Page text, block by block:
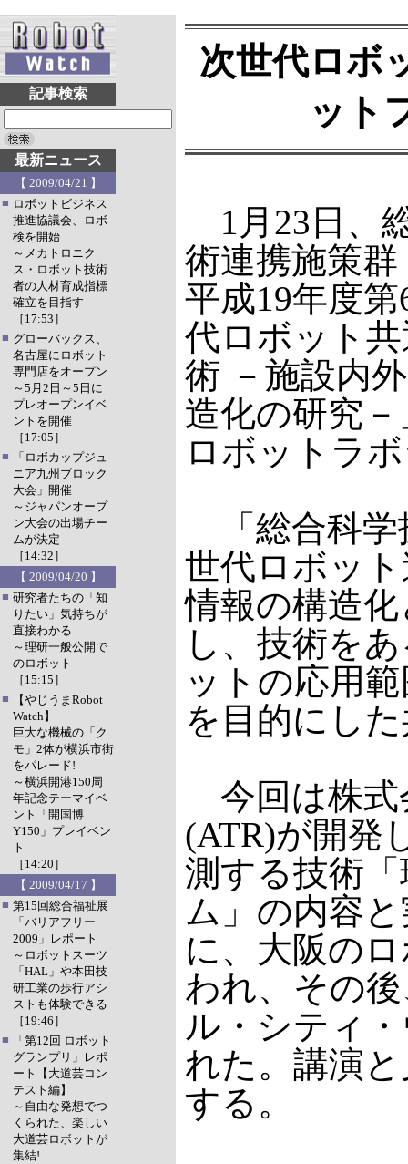
記事検索
最新ニュース
【 2009/04/21 】
■ ロボットビジネス
推進協議会、ロボ
検を開始
～メカトロニク
ス・ロボット技術
者の人材育成指標
確立を目指す
［17:53］
■ グローバックス、
名古屋にロボット
専門店をオープン
～5月2日～5日に
プレオープンイベ
ントを開催
［17:05］
■
「ロボカップジュ
ニア九州ブロック
大会」開催
～ジャパンオープ
ン大会の出場チー
ムが決定
［14:32］
【 2009/04/20 】
■ 研究者たちの「知
りたい」気持ちが
直接わかる
～理研一般公開で
のロボット
［15:15］
■
【やじうまRobot
Watch】
巨大な機械の「ク
モ」2体が横浜市街
をパレード!
～横浜開港150周
年記念テーマイベ
ント「開国博
Y150」プレイベン
ト
［14:20］
【 2009/04/17 】
■ 第15回総合福祉展
「バリアフリー
2009」レポート
～ロボットスーツ
「HAL」や本田技
研工業の歩行アシ
ストも体験できる
［19:46］
■
「第12回 ロボット
グランプリ」レポ
ート【大道芸コン
テスト編】
～自由な発想でつ
くられた、楽しい
大道芸ロボットが
集結!
次世代ロボ
ット
1月23日、
術連携施策
平成19年度
代ロボット
術 －施設内
造化の研究
ロボットラ
「総合科学
世代ロボッ
情報の構造
し、技術を
ットの応用
を目的にし
今回は株式
(ATR)が開発
測する技術
ム」の内容
に、大阪の
われ、その
ル・シティ
れた。講演
する。